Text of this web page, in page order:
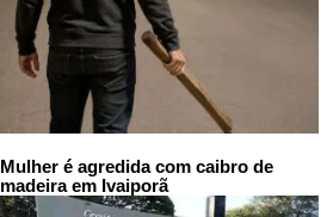
Mulher é agredida com caibro de
madeira em Ivaiporã